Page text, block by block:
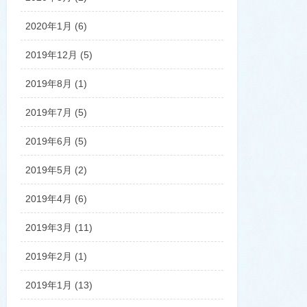
2020年1月 (6)
2019年12月 (5)
2019年8月 (1)
2019年7月 (5)
2019年6月 (5)
2019年5月 (2)
2019年4月 (6)
2019年3月 (11)
2019年2月 (1)
2019年1月 (13)